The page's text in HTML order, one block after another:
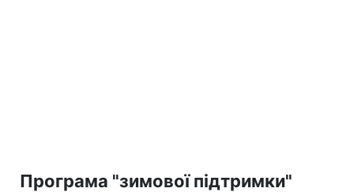
Програма "зимової підтримки"